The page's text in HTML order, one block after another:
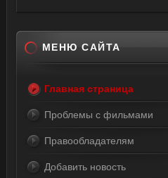
МЕНЮ САЙТА
Главная страница
Проблемы с фильмами
Правообладателям
Добавить новость